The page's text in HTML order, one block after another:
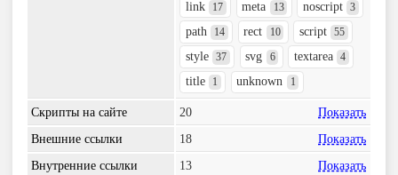
link 17 meta 13 noscript 3
path 14 rect 10 script 55
style 37 svg 6 textarea 4
title 1 unknown 1
Скрипты на сайте 20
Показать
Внешние ссылки
18
Показать
Внутренние ссылки
13 Показать